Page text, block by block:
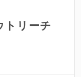
リーチ